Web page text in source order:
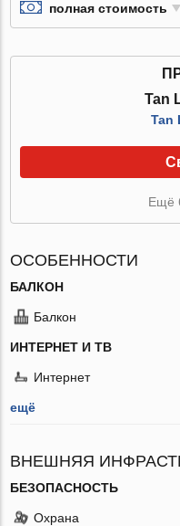
полная стоимость
Tan
Tan
Ещё
ОСОБЕННОСТИ
БАЛКОН
Балкон
ИНТЕРНЕТ И ТВ
Интернет
ещё
ВНЕШНЯЯ
БЕЗОПАСНОСТЬ
Охрана